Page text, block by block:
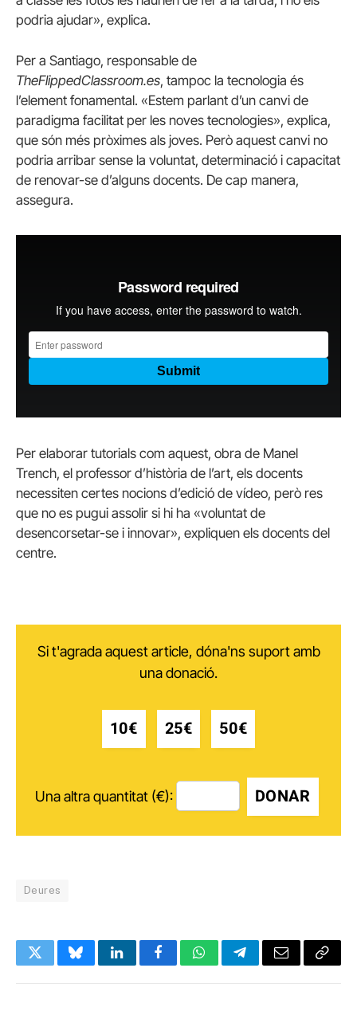
podria ajudar», explica.
Per a Santiago, responsable de
TheFlippedClassroom.es, tampoc la tecnologia és
l’element fonamental. «Estem parlant d’un canvi de
paradigma facilitat per les noves tecnologies», explica,
que són més pròximes als joves. Però aquest canvi no
podria arribar sense la voluntat, determinació i capacitat
de renovar-se d’alguns docents. De cap manera,
assegura.
Per elaborar tutorials com aquest, obra de Manel
Trench, el professor d’història de l’art, els docents
necessiten certes nocions d’edició de vídeo, però res
que no es pugui assolir si hi ha «voluntat de
desencorsetar-se i innovar», expliquen els docents del
centre.
Si t'agrada aquest article, dóna'ns suport amb
una donació.
10€ 25€ 50€
Una altra quantitat (€): DONAR
Deures
TwitterBlueskyLinkedInFacebookWhatsAppTelegramEmail Copy